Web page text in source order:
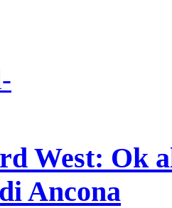
West: Ok
Ancona